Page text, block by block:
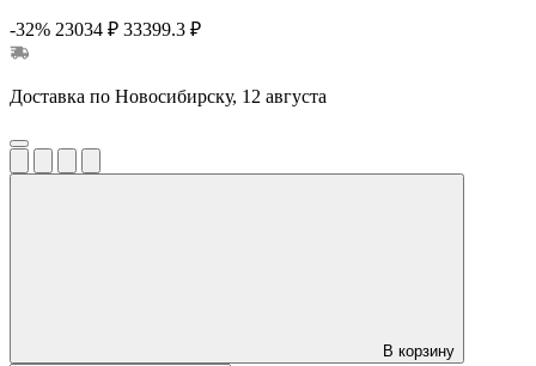
-32% 23034 ₽ 33399.3 ₽
Доставка по Новосибирску, 12 августа
В корзину